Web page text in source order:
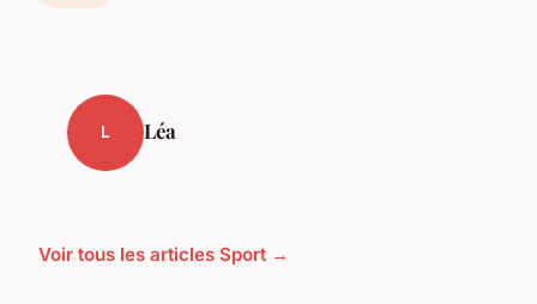
L Léa
Voir tous les articles Sport →